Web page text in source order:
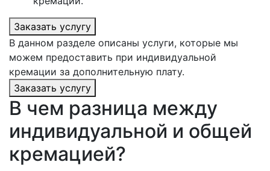
Заказать услугу
В данном разделе описаны услуги, которые мы
можем предоставить при индивидуальной
кремации за дополнительную плату.
Заказать услугу
В чем разница между
индивидуальной и общей
кремацией?